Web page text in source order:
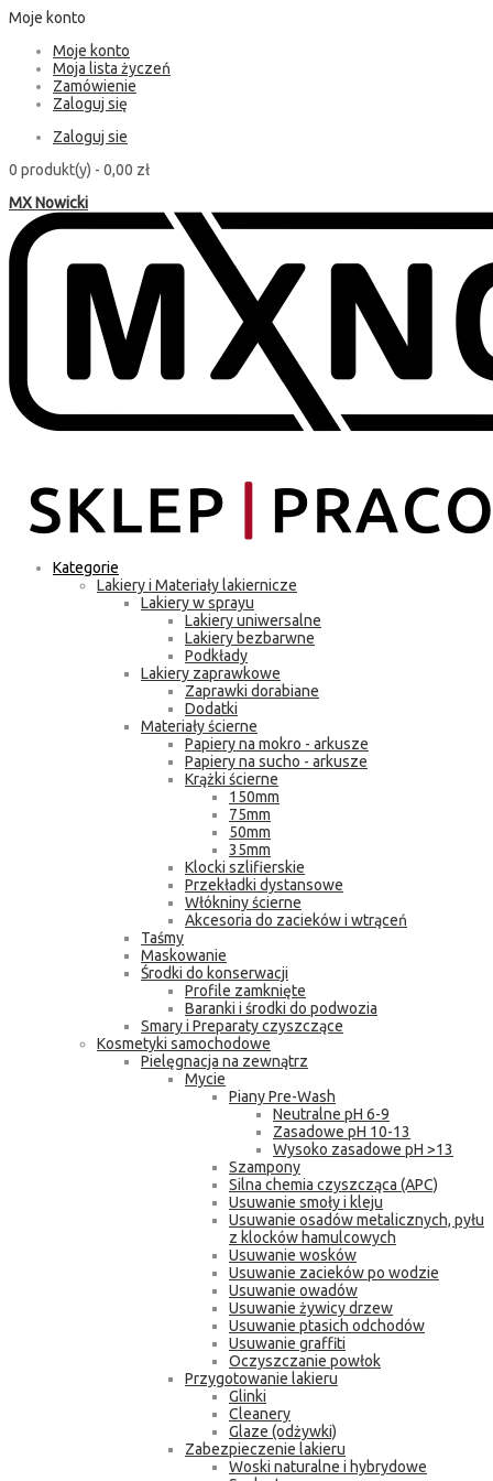
Moje konto
Moje konto
Moja lista życzeń
Zamówienie
Zaloguj się
Zaloguj sie
0 produkt(y) - 0,00 zł
MX Nowicki
Kategorie
Lakiery i Materiały lakiernicze
Lakiery w sprayu
Lakiery uniwersalne
Lakiery bezbarwne
Podkłady
Lakiery zaprawkowe
Zaprawki dorabiane
Dodatki
Materiały ścierne
Papiery na mokro - arkusze
Papiery na sucho - arkusze
Krążki ścierne
150mm
75mm
50mm
35mm
Klocki szlifierskie
Przekładki dystansowe
Włókniny ścierne
Akcesoria do zacieków i wtrąceń
Taśmy
Maskowanie
Środki do konserwacji
Profile zamknięte
Baranki i środki do podwozia
Smary i Preparaty czyszczące
Kosmetyki samochodowe
Pielęgnacja na zewnątrz
Mycie
Piany Pre-Wash
Neutralne pH 6-9
Zasadowe pH 10-13
Wysoko zasadowe pH >13
Szampony
Silna chemia czyszcząca (APC)
Usuwanie smoły i kleju
Usuwanie osadów metalicznych, pyłu
z klocków hamulcowych
Usuwanie wosków
Usuwanie zacieków po wodzie
Usuwanie owadów
Usuwanie żywicy drzew
Usuwanie ptasich odchodów
Usuwanie graffiti
Oczyszczanie powłok
Przygotowanie lakieru
Glinki
Cleanery
Glaze (odżywki)
Zabezpieczenie lakieru
Woski naturalne i hybrydowe